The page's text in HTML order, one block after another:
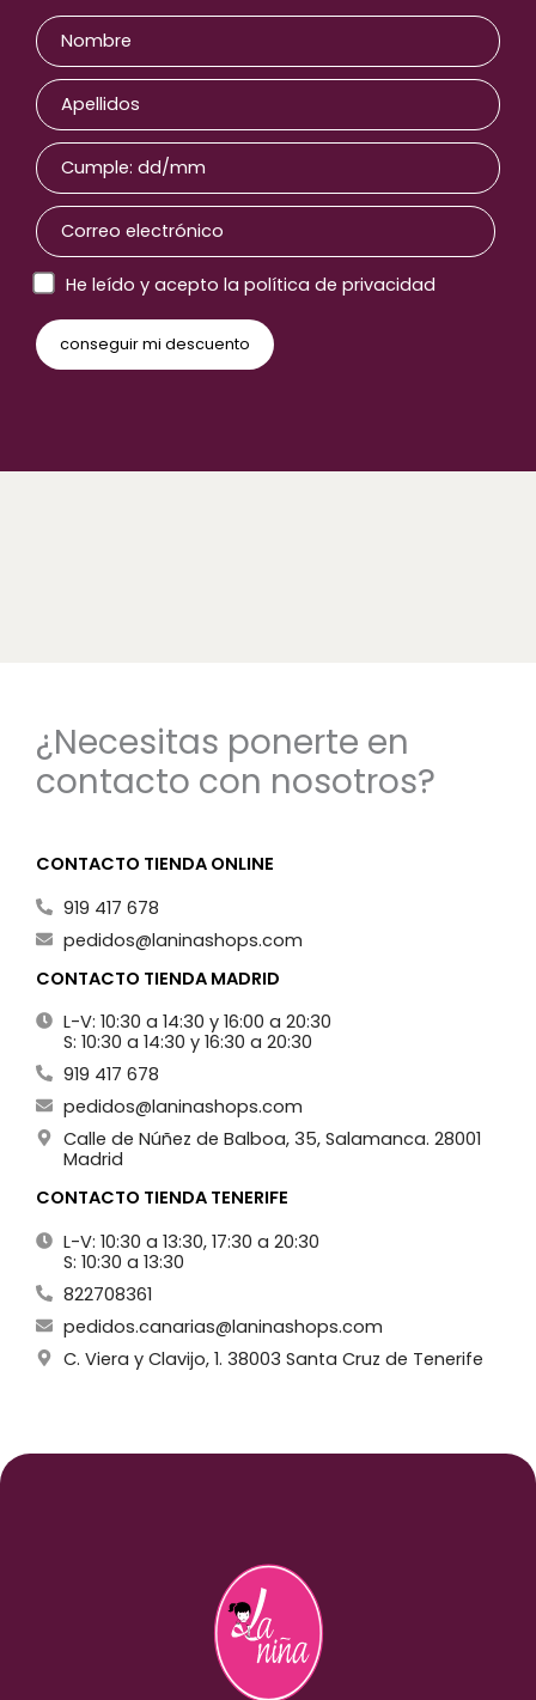
He leído y acepto la política de privacidad
¿Necesitas ponerte en
contacto con nosotros?
CONTACTO TIENDA ONLINE
919 417 678
pedidos@laninashops.com
CONTACTO TIENDA MADRID
L-V: 10:30 a 14:30 y 16:00 a 20:30
S: 10:30 a 14:30 y 16:30 a 20:30
919 417 678
pedidos@laninashops.com
Calle de Núñez de Balboa, 35, Salamanca. 28001
Madrid
CONTACTO TIENDA TENERIFE
L-V: 10:30 a 13:30, 17:30 a 20:30
S: 10:30 a 13:30
822708361
pedidos.canarias@laninashops.com
C. Viera y Clavijo, 1. 38003 Santa Cruz de Tenerife